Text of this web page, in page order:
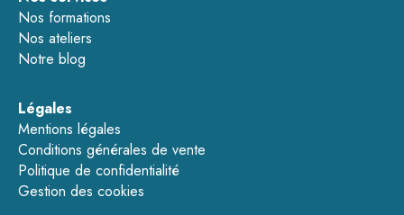
Nos formations
Nos ateliers
Notre blog
Légales
Mentions légales
Conditions générales de vente
Politique de confidentialité
Gestion des cookies